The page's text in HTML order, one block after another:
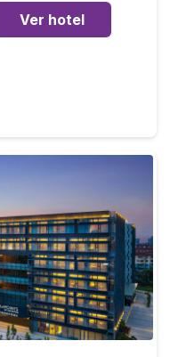
Ver hotel